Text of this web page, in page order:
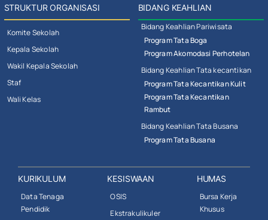
STRUKTUR ORGANISASI
Komite Sekolah
Kepala Sekolah
Wakil Kepala Sekolah
Staf
Wali Kelas
BIDANG KEAHLIAN
Bidang Keahlian Pariwisata
Program Tata Boga
Program Akomodasi Perhotelan
Bidang Keahlian Tata kecantikan
Program Tata Kecantikan Kulit
Program Tata Kecantikan
Rambut
Bidang Keahlian Tata Busana
Program Tata Busana
KURIKULUM
Data Tenaga
Pendidik
KESISWAAN
OSIS
Ekstrakulikuler
HUMAS
Bursa Kerja
Khusus